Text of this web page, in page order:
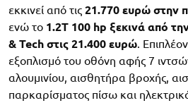
εκκινεί από τις 21.770 ευρώ στην
ενώ το 1.2Τ 100 hp ξεκινά από
& Tech στις 21.400 ευρώ .
εξοπλισμό του οθόνη αφής 7
αλουμινίου, αισθητήρα βροχής,
παρκαρίσματος πίσω και